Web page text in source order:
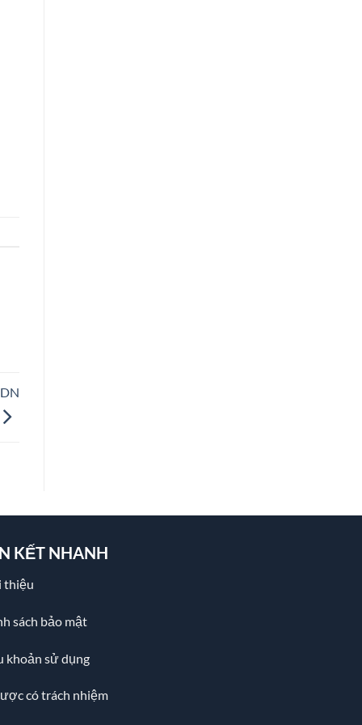
KẾT NHANH
thiệu
sách bảo mật
khoản sử dụng
có trách nhiệm